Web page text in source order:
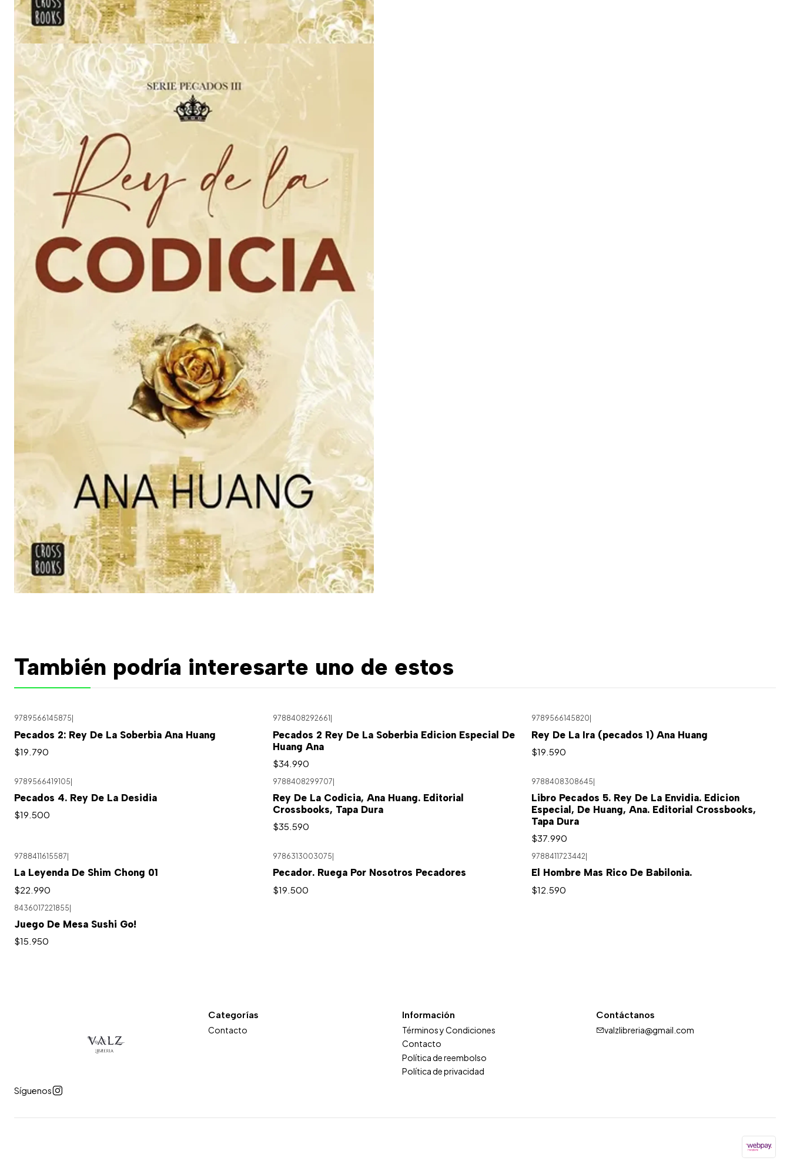
También podría interesarte uno de estos
9789566145875
Pecados 2: Rey De La Soberbia Ana Huang
$19.790
9788408292661
Pecados 2 Rey De La Soberbia Edicion Especial De
Huang Ana
$34.990
9789566145820
Rey De La Ira (pecados 1) Ana Huang
$19.590
9789566419105
Pecados 4. Rey De La Desidia
$19.500
9788408299707
Rey De La Codicia, Ana Huang. Editorial
Crossbooks, Tapa Dura
$35.590
9788408308645
Libro Pecados 5. Rey De La Envidia. Edicion
Especial, De Huang, Ana. Editorial Crossbooks,
Tapa Dura
$37.990
9788411615587
La Leyenda De Shim Chong 01
$22.990
9786313003075
Pecador. Ruega Por Nosotros Pecadores
$19.500
9788411723442|
El Hombre Mas Rico De Babilonia.
$12.590
8436017221855|
Juego De Mesa Sushi Go!
$15.950
Síguenos
Categorías
Contacto
Información
Términos y Condiciones
Contacto
Política de reembolso
Política de privacidad
Contáctanos
valzlibreria@gmail.com